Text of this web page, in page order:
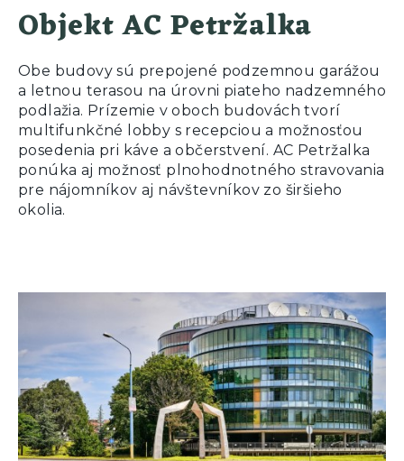
Objekt AC Petržalka
Obe budovy sú prepojené podzemnou garážou
a letnou terasou na úrovni piateho nadzemného
podlažia. Prízemie v oboch budovách tvorí
multifunkčné lobby s recepciou a možnosťou
posedenia pri káve a občerstvení. AC Petržalka
ponúka aj možnosť plnohodnotného stravovania
pre nájomníkov aj návštevníkov zo širšieho
okolia.